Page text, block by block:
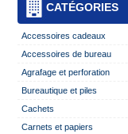
CATÉGORIES
Accessoires cadeaux
Accessoires de bureau
Agrafage et perforation
Bureautique et piles
Cachets
Carnets et papiers